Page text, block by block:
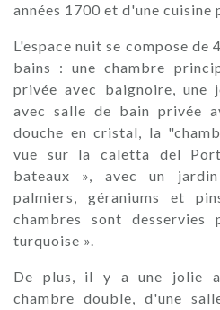
années 1700 et d'une
L'espace nuit se compose de
bains : une chambre
privée avec baignoire, une
avec salle de bain privée
douche en cristal, la
vue sur la caletta del
bateaux », avec un
palmiers, géraniums et
chambres sont
turquoise ».
De plus, il y a une jolie
chambre double, d'une